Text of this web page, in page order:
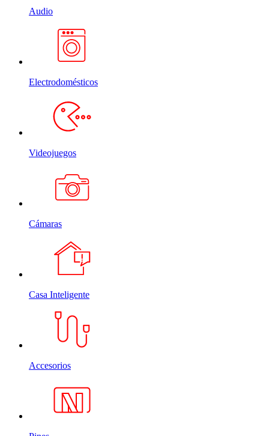
Audio
Electrodomésticos
Videojuegos
Cámaras
Casa Inteligente
Accesorios